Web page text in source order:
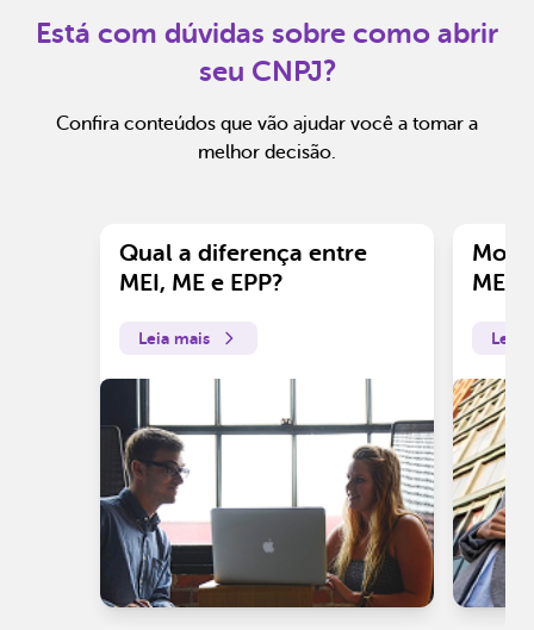
Está com dúvidas sobre como abrir
seu CNPJ?
Confira conteúdos que vão ajudar você a tomar a
melhor decisão.
Qual a diferença entre
MEI, ME e EPP?
Leia mais
ME?
Leia